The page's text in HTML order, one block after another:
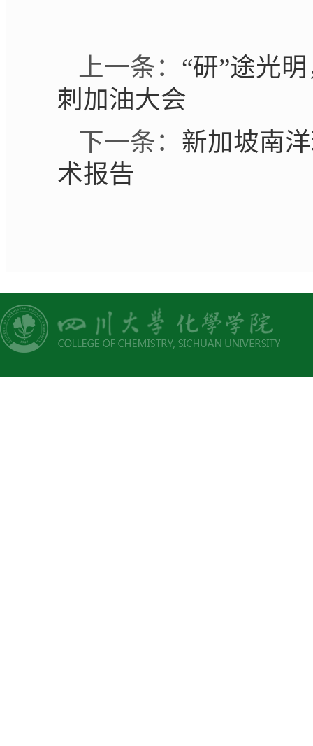
上一条： “研”途光
刺加油大会
下一条： 新加坡南
术报告